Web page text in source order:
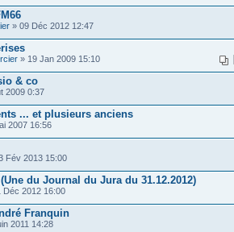
» 09 Déc 2012 12:47
» 19 Jan 2009 15:10
& co
2009 0:37
... et plusieurs anciens
2007 16:56
Fév 2013 15:00
du Journal du Jura du 31.12.2012)
Déc 2012 16:00
Franquin
2011 14:28